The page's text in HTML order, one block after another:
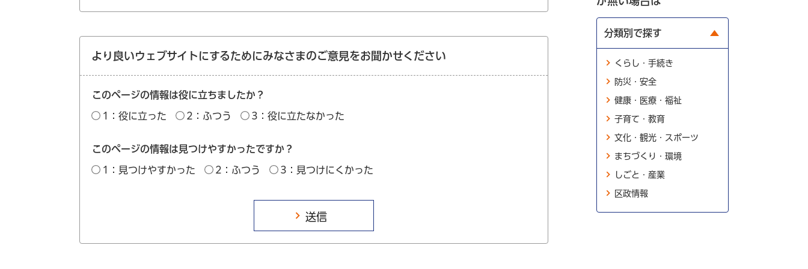
より良いウェブサイトにするためにみなさまのご意見をお聞かせください
このページの情報は役に立ちましたか？
1：役に立った 2：ふつう 3：役に立たなかった
このページの情報は見つけやすかったですか？
1：見つけやすかった 2：ふつう 3：見つけにくかった
分類別で探す
くらし・手続き
防災・安全
健康・医療・福祉
子育て・教育
文化・観光・スポーツ
まちづくり・環境
しごと・産業
区政情報